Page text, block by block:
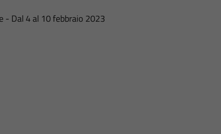
- Dal 4 al 10 febbraio 2023